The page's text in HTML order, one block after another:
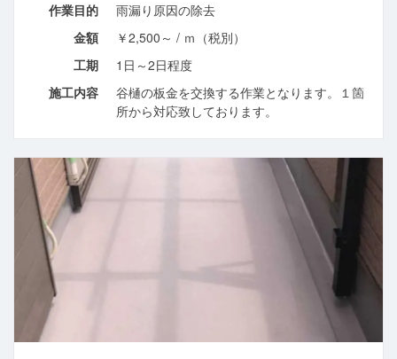
作業目的
雨漏り原因の除去
金額
￥2,500～ / ｍ（税別）
工期
1日～2日程度
施工内容
谷樋の板金を交換する作業となります。１箇
所から対応致しております。